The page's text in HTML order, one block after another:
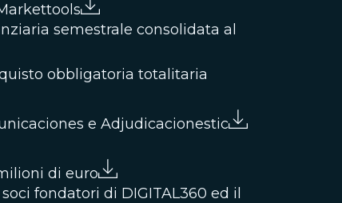
semestrale consolidata al
obbligatoria totalitaria
e Adjudicacionestic
di euro
fondatori di DIGITAL360 ed il